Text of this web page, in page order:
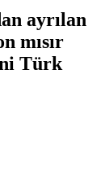
ayrılan
mısır
Türk